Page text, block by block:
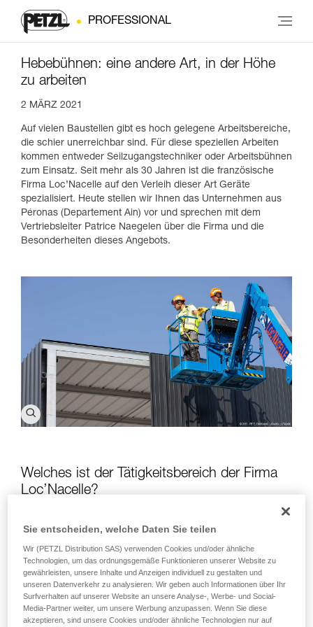
PROFESSIONAL
Hebebühnen: eine andere Art, in der Höhe
zu arbeiten
2 MÄRZ 2021
Auf vielen Baustellen gibt es hoch gelegene Arbeitsbereiche,
die schier unerreichbar sind. Für diese speziellen Arbeiten
kommen entweder Seilzugangstechniker oder Arbeitsbühnen
zum Einsatz. Seit mehr als 30 Jahren ist die französische
Firma Loc’Nacelle auf den Verleih dieser Art Geräte
spezialisiert. Heute stellen wir Ihnen das Unternehmen aus
Péronas (Departement Ain) vor und sprechen mit dem
Vertriebsleiter Patrice Naegelen über die Firma und die
Besonderheiten dieses Angebots.
Welches ist der Tätigkeitsbereich der Firma
Loc’Nacelle?
von Hebebühnen, Teleskopladern und Minikranen. Wir bieten
Beispiel mit oder ohne Bedienpersonal. Außerdem gibt es
kurzfristige und langfristige Vermietung. Unsere Kunden
können die Geräte ihrem Bedarf entsprechend für einen Tag
oder auch über einen längeren Zeitraum (z.B. sieben Jahre!)
mieten.
Sie entscheiden, welche Daten Sie teilen
Wir (PETZL Distribution SAS) verwenden Cookies und/oder ähnliche
Technologien, um das ordnungsgemäße Funktionieren unserer Website zu
gewährleisten, unsere Inhalte und Anzeigen individuell zu gestalten und
unseren Datenverkehr zu analysieren. Wir geben auch Informationen über Ihr
Surfverhalten auf unserer Website an unsere Analyse-, Werbe- und Social-
Media-Partner weiter, um unsere Werbung anzupassen. Wenn Sie diese
akzeptieren, sind unsere Cookies und/oder ähnliche Technologien nur auf